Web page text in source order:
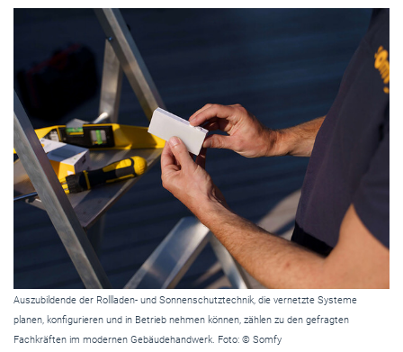
Auszubildende der Rollladen- und Sonnenschutztechnik, die vernetzte Systeme
planen, konfigurieren und in Betrieb nehmen können, zählen zu den gefragten
Fachkräften im modernen Gebäudehandwerk. Foto: © Somfy